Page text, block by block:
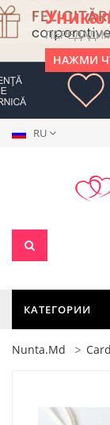
НАЖМИ
RU
КАТЕГОРИИ
Nunta.md